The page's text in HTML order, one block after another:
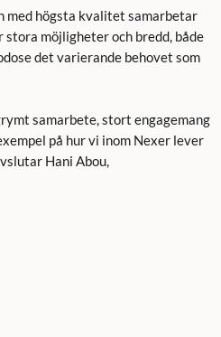
med högsta kvalitet samarbetar
möjligheter och bredd, både
det varierande behovet som
samarbete, stort engagemang
på hur vi inom Nexer lever
Hani Abou,